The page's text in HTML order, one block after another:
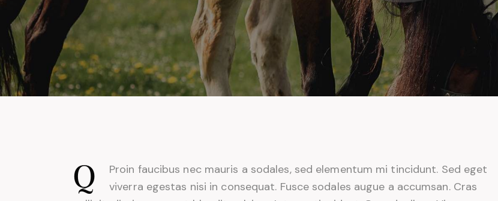
Q
Proin faucibus nec mauris a sodales, sed elementum mi tincidunt. Sed eget
viverra egestas nisi in consequat. Fusce sodales augue a accumsan. Cras